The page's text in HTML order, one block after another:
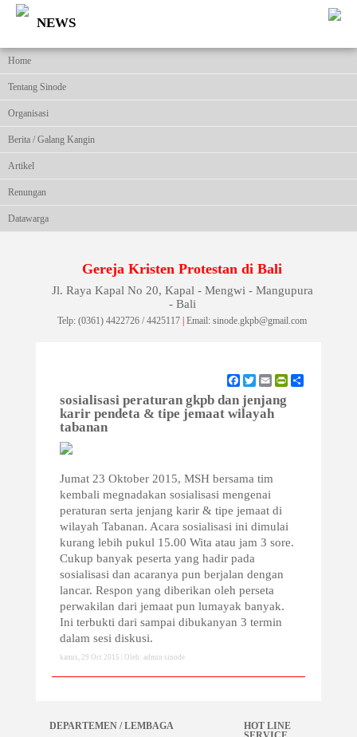
NEWS
Home
Tentang Sinode
Organisasi
Berita / Galang Kangin
Artikel
Renungan
Datawarga
Gereja Kristen Protestan di Bali
Jl. Raya Kapal No 20, Kapal - Mengwi - Mangupura
- Bali
Telp: (0361) 4422726 / 4425117 |Email: sinode.gkpb@gmail.com
Facebook
TwitterEmailPrintFriendly
sosialisasi peraturan gkpb dan jenjang
karir pendeta & tipe jemaat wilayah
tabanan
Jumat 23 Oktober 2015, MSH bersama tim
kembali megnadakan sosialisasi mengenai
peraturan serta jenjang karir & tipe jemaat di
wilayah Tabanan. Acara sosialisasi ini dimulai
kurang lebih pukul 15.00 Wita atau jam 3 sore.
Cukup banyak peserta yang hadir pada
sosialisasi dan acaranya pun berjalan dengan
lancar. Respon yang diberikan oleh perseta
perwakilan dari jemaat pun lumayak banyak.
Ini terbukti dari sampai dibukanyan 3 termin
dalam sesi diskusi.
kamis, 29 Oct 2015 | Oleh: admin sinode
DEPARTEMEN / LEMBAGA
HOT LINE